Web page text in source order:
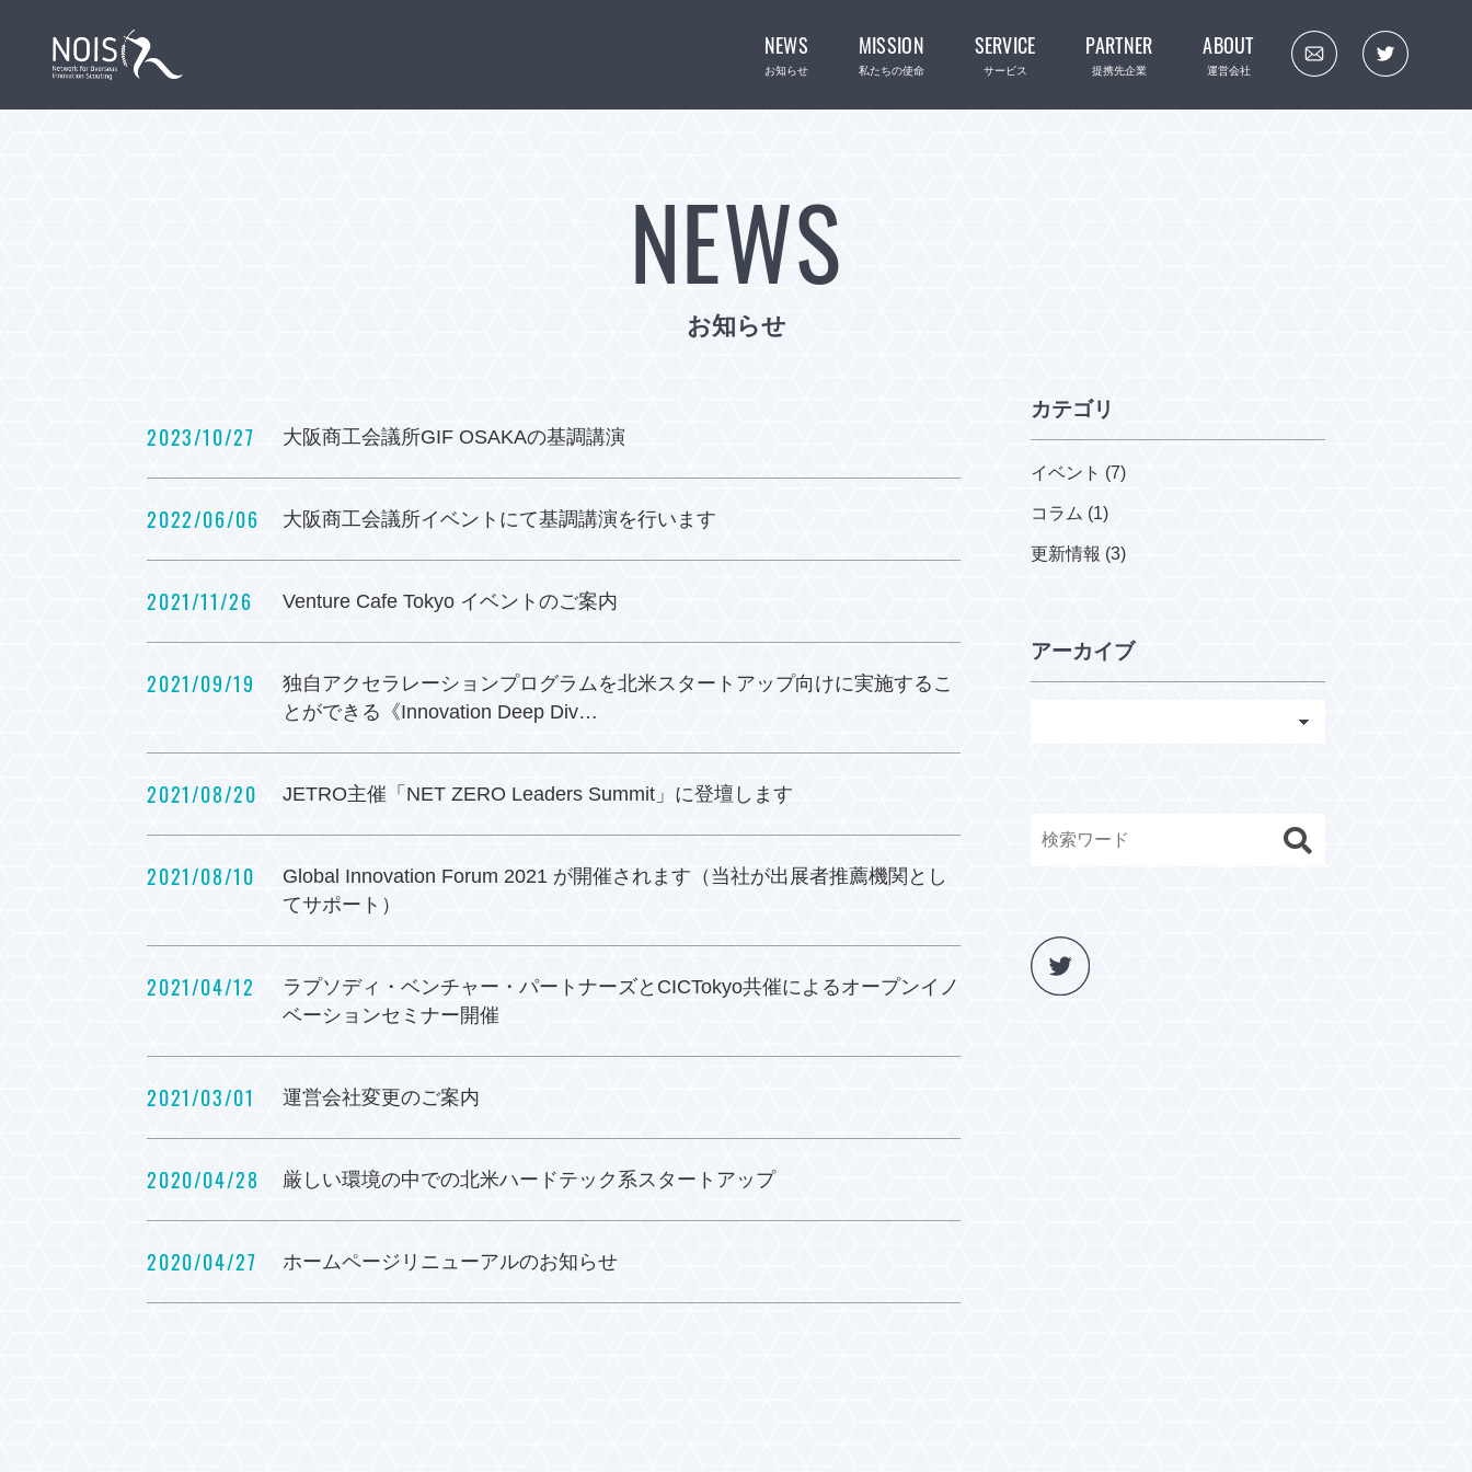
NEWS
お知らせ
MISSION
私たちの使命
SERVICE
サービス
PARTNER
提携先企業
ABOUT
運営会社
NEWS
お知らせ
2023/10/27 大阪商工会議所GIF OSAKAの基調講演
2022/06/06 大阪商工会議所イベントにて基調講演を行います
2021/11/26 Venture Cafe Tokyo イベントのご案内
2021/09/19
独自アクセラレーションプログラムを北米スタートアップ向けに実施するこ
とができる《Innovation Deep Div…
2021/08/20 JETRO主催「NET ZERO Leaders Summit」に登壇します
2021/08/10
Global Innovation Forum 2021 が開催されます（当社が出展者推薦機関とし
てサポート）
2021/04/12
ラプソディ・ベンチャー・パートナーズとCICTokyo共催によるオープンイノ
ベーションセミナー開催
2021/03/01 運営会社変更のご案内
2020/04/28 厳しい環境の中での北米ハードテック系スタートアップ
2020/04/27 ホームページリニューアルのお知らせ
カテゴリ
イベント (7)
コラム (1)
更新情報 (3)
アーカイブ